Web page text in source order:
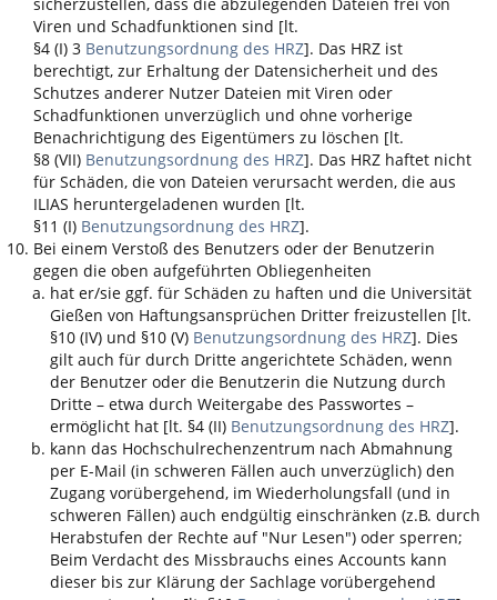
Viren und Schadfunktionen sind [lt.
§4 (I) 3 Benutzungsordnung des HRZ]. Das HRZ ist
berechtigt, zur Erhaltung der Datensicherheit und des
Schutzes anderer Nutzer Dateien mit Viren oder
Schadfunktionen unverzüglich und ohne vorherige
Benachrichtigung des Eigentümers zu löschen [lt.
§8 (VII) Benutzungsordnung des HRZ]. Das HRZ haftet nicht
für Schäden, die von Dateien verursacht werden, die aus
ILIAS heruntergeladenen wurden [lt.
§11 (I) Benutzungsordnung des HRZ].
Bei einem Verstoß des Benutzers oder der Benutzerin
gegen die oben aufgeführten Obliegenheiten
hat er/sie ggf. für Schäden zu haften und die Universität
Gießen von Haftungsansprüchen Dritter freizustellen [lt.
§10 (IV) und §10 (V) Benutzungsordnung des HRZ]. Dies
gilt auch für durch Dritte angerichtete Schäden, wenn
der Benutzer oder die Benutzerin die Nutzung durch
Dritte – etwa durch Weitergabe des Passwortes –
ermöglicht hat [lt. §4 (II) Benutzungsordnung des HRZ].
kann das Hochschulrechenzentrum nach Abmahnung
per E-Mail (in schweren Fällen auch unverzüglich) den
Zugang vorübergehend, im Wiederholungsfall (und in
schweren Fällen) auch endgültig einschränken (z.B. durch
Herabstufen der Rechte auf "Nur Lesen") oder sperren;
Beim Verdacht des Missbrauchs eines Accounts kann
dieser bis zur Klärung der Sachlage vorübergehend